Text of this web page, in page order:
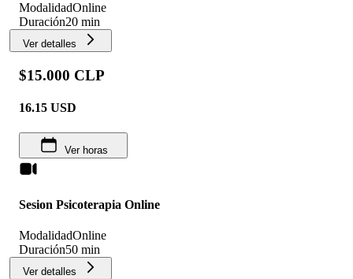
ModalidadOnline
Duración20 min
Ver detalles
$15.000 CLP
16.15 USD
Ver horas
Sesion Psicoterapia Online
ModalidadOnline
Duración50 min
Ver detalles